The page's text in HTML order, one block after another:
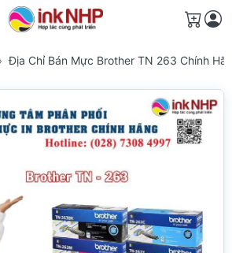
Giỏ
Địa Chỉ Bán Mực Brother TN 263 Chính